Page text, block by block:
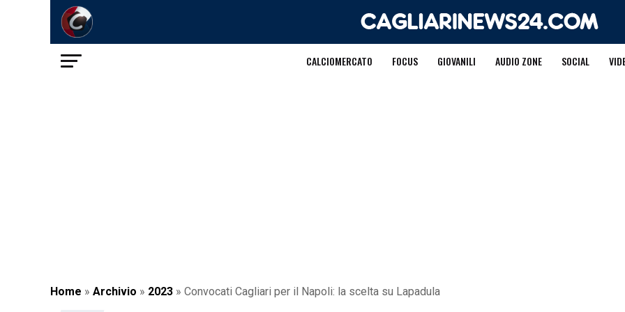
CALCIOMERCATO FOCUS GIOVANILI AUDIO ZONE SOCIAL
Home » Archivio » 2023 » Convocati Cagliari per il Napoli: la scelta su Lapadula